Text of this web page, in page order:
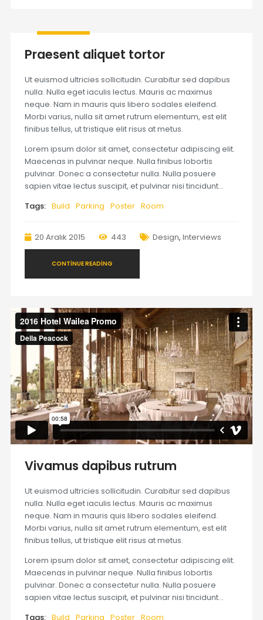
Praesent aliquet tortor
Ut euismod ultricies sollicitudin. Curabitur sed dapibus
nulla. Nulla eget iaculis lectus. Mauris ac maximus
neque. Nam in mauris quis libero sodales eleifend.
Morbi varius, nulla sit amet rutrum elementum, est elit
finibus tellus, ut tristique elit risus at metus.
Lorem ipsum dolor sit amet, consectetur adipiscing elit.
Maecenas in pulvinar neque. Nulla finibus lobortis
pulvinar. Donec a consectetur nulla. Nulla posuere
sapien vitae lectus suscipit, et pulvinar nisi tincidunt…
Tags: Build Parking Poster Room
20 Aralık 2015 443 Design, Interviews
CONTINUE READING
Vivamus dapibus rutrum
Ut euismod ultricies sollicitudin. Curabitur sed dapibus
nulla. Nulla eget iaculis lectus. Mauris ac maximus
neque. Nam in mauris quis libero sodales eleifend.
Morbi varius, nulla sit amet rutrum elementum, est elit
finibus tellus, ut tristique elit risus at metus.
Lorem ipsum dolor sit amet, consectetur adipiscing elit.
Maecenas in pulvinar neque. Nulla finibus lobortis
pulvinar. Donec a consectetur nulla. Nulla posuere
sapien vitae lectus suscipit, et pulvinar nisi tincidunt…
Tags: Build Parking Poster Room